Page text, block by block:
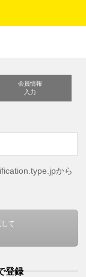
会員情報
入力
から
て
登録